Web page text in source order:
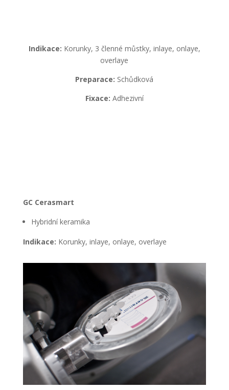
Indikace: Korunky, 3 členné můstky, inlaye, onlaye,
overlaye
Preparace: Schůdková
Fixace: Adhezivní
GC Cerasmart
Hybridní keramika
Indikace: Korunky, inlaye, onlaye, overlaye